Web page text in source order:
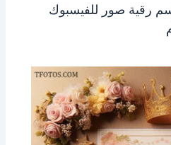
رقية صور للفيسبوك